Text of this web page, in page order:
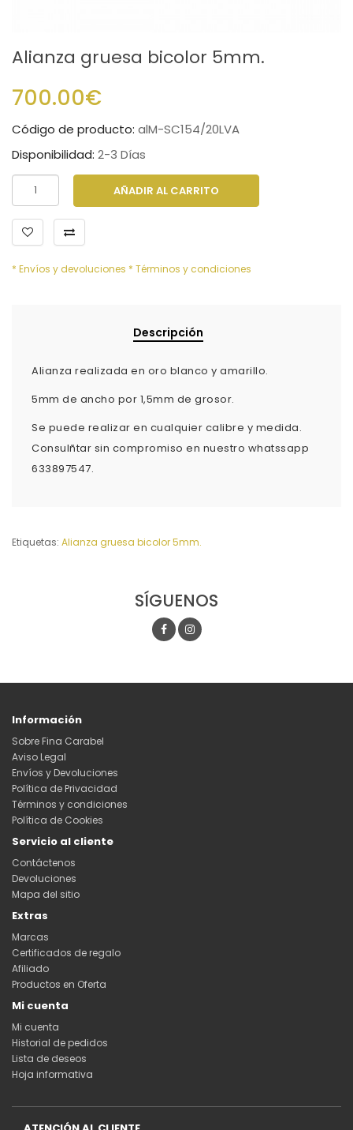
Alianza gruesa bicolor 5mm.
700.00€
Código de producto: alM-SC154/20LVA
Disponibilidad: 2-3 Días
AÑADIR AL CARRITO
* Envíos y devoluciones * Términos y condiciones
Descripción
Alianza realizada en oro blanco y amarillo.
5mm de ancho por 1,5mm de grosor.
Se puede realizar en cualquier calibre y medida.
Consulñtar sin compromiso en nuestro whatssapp
633897547.
Etiquetas: Alianza gruesa bicolor 5mm.
SÍGUENOS
Información
Sobre Fina Carabel
Aviso Legal
Envíos y Devoluciones
Política de Privacidad
Términos y condiciones
Política de Cookies
Servicio al cliente
Contáctenos
Devoluciones
Mapa del sitio
Extras
Marcas
Certificados de regalo
Afiliado
Productos en Oferta
Mi cuenta
Mi cuenta
Historial de pedidos
Lista de deseos
Hoja informativa